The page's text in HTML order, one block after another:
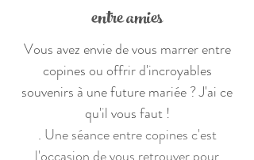
entre amies
Vous avez envie de vous marrer entre
copines ou offrir d'incroyables
souvenirs à une future mariée ? J'ai ce
qu'il vous faut !
. Une séance entre copines c'est